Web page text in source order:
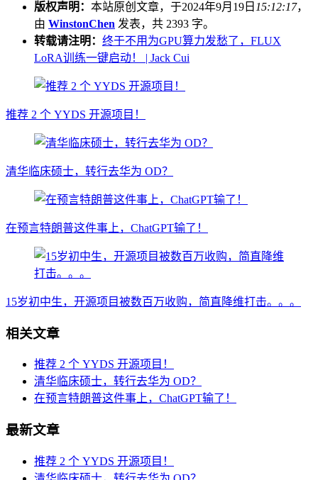
版权声明： 本站原创文章，于2024年9月19日 15:12:17，
由 WinstonChen 发表，共 2393 字。
转载请注明： 终于不用为GPU算力发愁了，FLUX
LoRA训练一键启动！ | Jack Cui
推荐 2 个 YYDS 开源项目！
清华临床硕士，转行去华为 OD？
在预言特朗普这件事上，ChatGPT输了！
15岁初中生，开源项目被数百万收购，简直降维打击。。。
相关文章
推荐 2 个 YYDS 开源项目！
清华临床硕士，转行去华为 OD？
在预言特朗普这件事上，ChatGPT输了！
最新文章
推荐 2 个 YYDS 开源项目！